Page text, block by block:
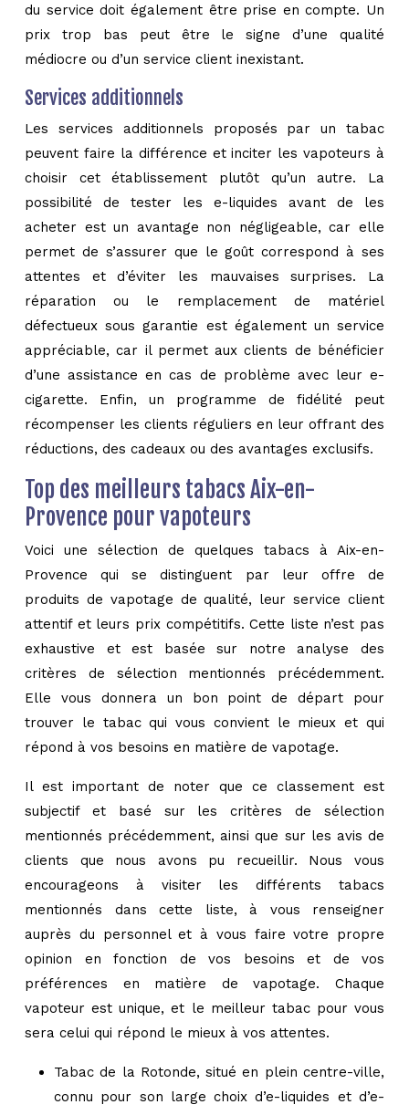
du service doit également être prise en compte. Un
prix trop bas peut être le signe d’une qualité
médiocre ou d’un service client inexistant.
Services additionnels
Les services additionnels proposés par un tabac
peuvent faire la différence et inciter les vapoteurs à
choisir cet établissement plutôt qu’un autre. La
possibilité de tester les e-liquides avant de les
acheter est un avantage non négligeable, car elle
permet de s’assurer que le goût correspond à ses
attentes et d’éviter les mauvaises surprises. La
réparation ou le remplacement de matériel
défectueux sous garantie est également un service
appréciable, car il permet aux clients de bénéficier
d’une assistance en cas de problème avec leur e-
cigarette. Enfin, un programme de fidélité peut
récompenser les clients réguliers en leur offrant des
réductions, des cadeaux ou des avantages exclusifs.
Top des meilleurs tabacs Aix-en-
Provence pour vapoteurs
Voici une sélection de quelques tabacs à Aix-en-
Provence qui se distinguent par leur offre de
produits de vapotage de qualité, leur service client
attentif et leurs prix compétitifs. Cette liste n’est pas
exhaustive et est basée sur notre analyse des
critères de sélection mentionnés précédemment.
Elle vous donnera un bon point de départ pour
trouver le tabac qui vous convient le mieux et qui
répond à vos besoins en matière de vapotage.
Il est important de noter que ce classement est
subjectif et basé sur les critères de sélection
mentionnés précédemment, ainsi que sur les avis de
clients que nous avons pu recueillir. Nous vous
encourageons à visiter les différents tabacs
mentionnés dans cette liste, à vous renseigner
auprès du personnel et à vous faire votre propre
opinion en fonction de vos besoins et de vos
préférences en matière de vapotage. Chaque
vapoteur est unique, et le meilleur tabac pour vous
sera celui qui répond le mieux à vos attentes.
Tabac de la Rotonde, situé en plein centre-ville,
connu pour son large choix d’e-liquides et d’e-